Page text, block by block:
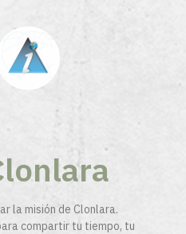
la misión de Clonlara.
compartir tu tiempo, tu